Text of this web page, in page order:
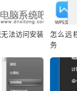
法访问安装
怎么远
务